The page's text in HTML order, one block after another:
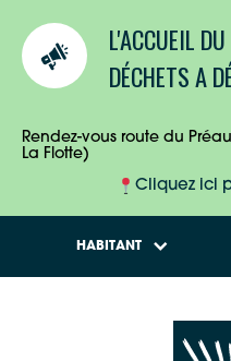
L'ACCUEIL
DÉCHETS A
Rendez-vous route du
La Flotte)
Cliquez ici
HABITANT
ENTREPRISES